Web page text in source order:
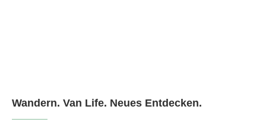
Wandern. Van Life. Neues Entdecken.